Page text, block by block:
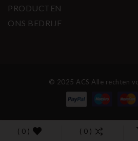
PRODUCTEN
ONS BEDRIJF
© 2025 ACS Alle rechten
( 0 ) ( 0 )